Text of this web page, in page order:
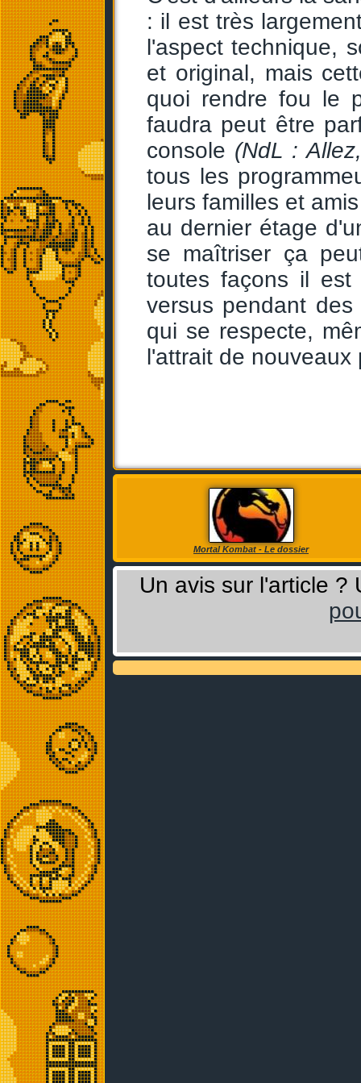
: il est très
l'aspect technique,
et original, mais
quoi rendre fou le
faudra peut être
console (NdL :
tous les
leurs familles et
au dernier étage
se maîtriser ça
toutes façons il est
versus pendant
qui se respecte,
l'attrait de nouveaux
Mortal Kombat - Le dossier
Un avis sur l'article